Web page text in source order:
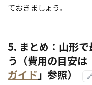
ておきましょう。
5. まとめ：山形
う（費用の目安は
ガイド」参照）